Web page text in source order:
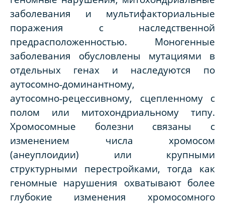
заболевания и мультифакториальные
поражения с наследственной
предрасположенностью. Моногенные
заболевания обусловлены мутациями в
отдельных генах и наследуются по
аутосомно‑доминантному,
аутосомно‑рецессивному, сцепленному с
полом или митохондриальному типу.
Хромосомные болезни связаны с
изменением числа хромосом
(анеуплоидии) или крупными
структурными перестройками, тогда как
геномные нарушения охватывают более
глубокие изменения хромосомного